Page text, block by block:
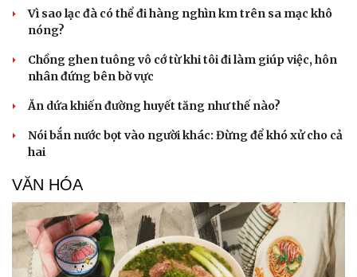
Doanh nghiệp
Thông tin doanh nghiệp
Doanh nghiệp 24h
Vì cộng đồng
Công nghệ
Tin Công nghệ
Chuyển đổi số
Vì sao lạc đà có thể đi hàng nghìn km trên sa mạc khô
nóng?
Chồng ghen tuông vô cớ từ khi tôi đi làm giúp việc, hôn
nhân đứng bên bờ vực
Ăn dứa khiến đường huyết tăng như thế nào?
Nói bắn nước bọt vào người khác: Đừng để khó xử cho cả
hai
VĂN HÓA